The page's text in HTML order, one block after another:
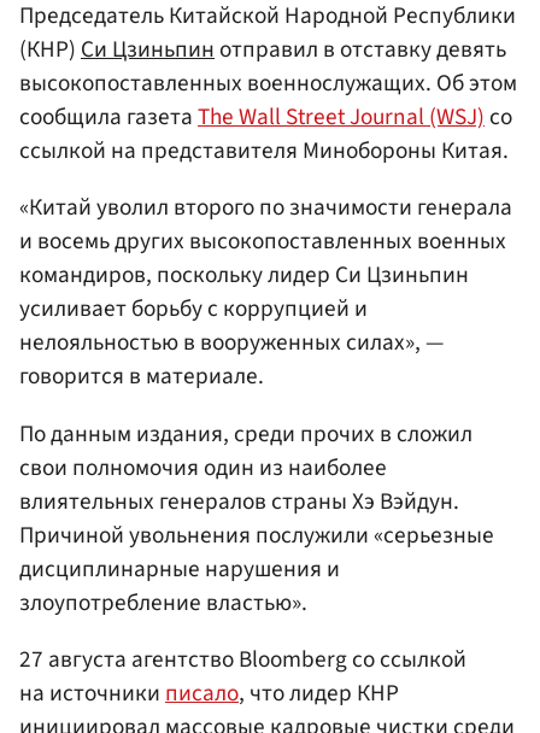
Председатель Китайской Народной Республики
(КНР)Си Цзиньпинотправил в отставку девять
высокопоставленных военнослужащих. Об этом
сообщила газетаThe Wall Street Journal (WSJ)со
ссылкой на представителя Минобороны Китая.
«Китай уволил второго по значимости генерала
и восемь других высокопоставленных военных
командиров, поскольку лидер Си Цзиньпин
усиливает борьбу с коррупцией и
нелояльностью в вооруженных силах», —
говорится в материале.
По данным издания, среди прочих в сложил
свои полномочия один из наиболее
влиятельных генералов страны Хэ Вэйдун.
Причиной увольнения послужили «серьезные
дисциплинарные нарушения и
злоупотребление властью».
27 августа агентство Bloomberg со ссылкой
на источникиписало, что лидер КНР